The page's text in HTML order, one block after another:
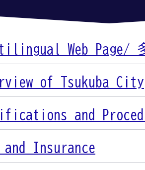
Web Page/
of Tsukuba City
and
and Insurance